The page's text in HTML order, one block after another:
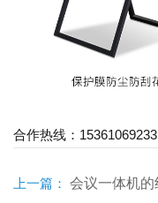
合作热线： 15361069233
上一篇： 会议一体机的